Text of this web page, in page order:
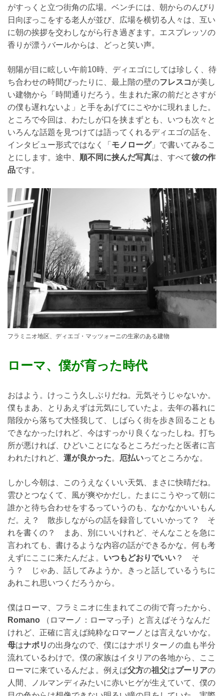
がすっくと立つ街角の広場。ベンチには、朝からのんびり
日向ぼっこをする老人が並び、広場を横切る人々は、互い
に朝の挨拶を交わしながら行き過ぎます。エスプレッソの
香りが漂うバールからは、どっと笑い声。
朝陽が目に眩しい午前10時、ディエゴにしては珍しく、待
ち合わせの時間ぴったりに、最上階の壁のフレスコが美し
い建物から「時間通りだろう。生まれた家の前だとさすが
の僕も遅れないよ」と手をあげてにこやかに現れました。
ところで今回は、わたしが口を挟まずとも、いつも次々と
いろんな話題を見つけては語ってくれるディエゴの話を、
インタビュー形式ではなく「 モノローグ」で書いてみるこ
とにします。途中、 順不同に挟んだ写真は、すべて彼の作
品です。
フラミニオ地区、ディエゴ・マッツォーニの生家のある建物
ローマ、僕が育った時代
おはよう。けっこう久しぶりだね。元気そうじゃないか。
僕もまあ、とりあえずは元気にしていたよ。去年の暮れに
階段から落ちて大怪我して、しばらく街を歩き回ることも
できなかったけれど、今はすっかり良くなったしね。打ち
所が悪ければ、ひどいことになるところだったと医者に言
われたけれど、 運が良かった。 厄払いってところかな。
しかし今朝は、このうえなくいい天気、まさに快晴だね。
雲ひとつなくて、風が爽やかだし。たまにこうやって朝に
誰かと待ち合わせをするっていうのも、なかなかいいもん
だ。え？ 散歩しながらの話を録音していいかって？ そ
れを書くの？ まあ、別にいいけれど、そんなことを急に
言われても、書けるような内容の話ができるかな。何も考
えずにここに来たんだよ。 いつもどおりでいい ？ そ
う？ じゃあ、話してみようか。きっと話しているうちに
あれこれ思いつくだろうから。
僕はローマ、フラミニオに生まれてこの街で育ったから、
Romano （ロマーノ：ローマっ子）と言えばそうなんだ
けれど、正確に言えば純粋なロマーノとは言えないかな。
母はナポリの出身なので、僕にはナポリターノの血も半分
流れているわけで。僕の家族はイタリアの各地から、ここ
ローマに来ているんだよ。例えば父方の祖父はプーリアの
人間、ノルマンディみたいに赤いヒゲが生えていて、僕の